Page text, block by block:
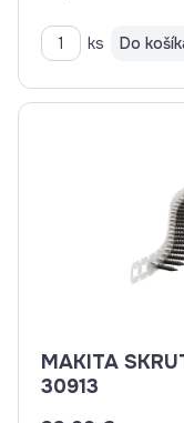
ks Do
MAKITA
30913